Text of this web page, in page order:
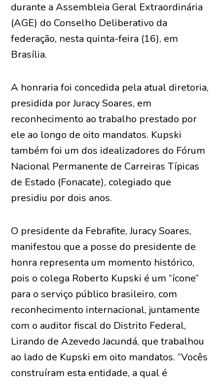
durante a Assembleia Geral Extraordinária
(AGE) do Conselho Deliberativo da
federação, nesta quinta-feira (16), em
Brasília.
A honraria foi concedida pela atual diretoria,
presidida por Juracy Soares, em
reconhecimento ao trabalho prestado por
ele ao longo de oito mandatos. Kupski
também foi um dos idealizadores do Fórum
Nacional Permanente de Carreiras Típicas
de Estado (Fonacate), colegiado que
presidiu por dois anos.
O presidente da Febrafite, Juracy Soares,
manifestou que a posse do presidente de
honra representa um momento histórico,
pois o colega Roberto Kupski é um “ícone”
para o serviço público brasileiro, com
reconhecimento internacional, juntamente
com o auditor fiscal do Distrito Federal,
Lirando de Azevedo Jacundá, que trabalhou
ao lado de Kupski em oito mandatos. “Vocês
construíram esta entidade, a qual é